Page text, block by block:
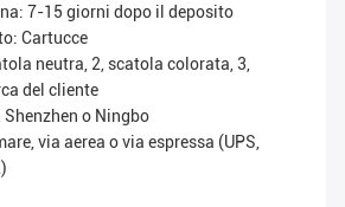
7-15 giorni dopo il deposito
Cartucce
neutra, 2, scatola colorata, 3,
del cliente
o Ningbo
via aerea o via espressa (UPS,